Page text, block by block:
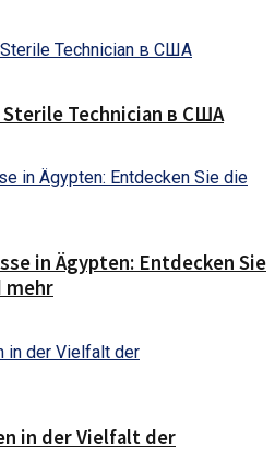
Technician в США
in Ägypten: Entdecken Sie
mehr
in der Vielfalt der